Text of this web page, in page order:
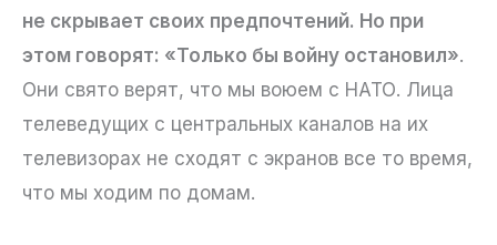
не скрывает своих предпочтений. Но при
этом говорят: «Только бы войну остановил».
Они свято верят, что мы воюем с НАТО. Лица
телеведущих с центральных каналов на их
телевизорах не сходят с экранов все то время,
что мы ходим по домам.